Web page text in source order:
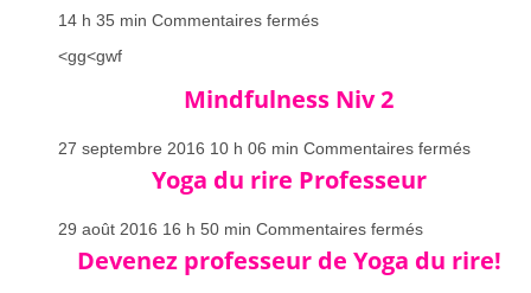
14 h 35 min Commentaires ferméssur
2
<gg<gwf
Mindfulness Niv 2
27 septembre 2016 10 h 06 min Commentaires ferméssur
Yoga du rire Professeur
29 août 2016 16 h 50 min Commentaires ferméssur
Yoga
du
Devenez professeur de Yoga du rire!